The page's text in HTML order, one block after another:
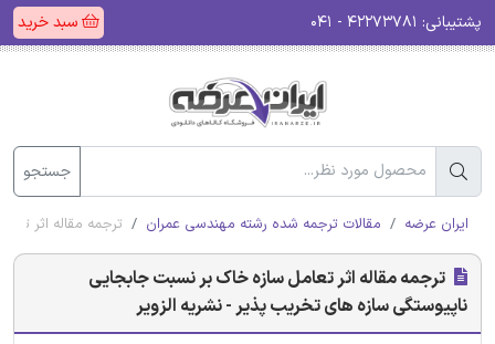
پشتیبانی: سبد خرید
جستجو
ایران عرضه مقالات ترجمه شده رشته مهندسی عمران ترجمه مقاله اثر
ترجمه مقاله اثر تعامل سازه خاک بر نسبت جابجایی
ناپیوستگی سازه های تخریب پذیر - نشریه الزویر